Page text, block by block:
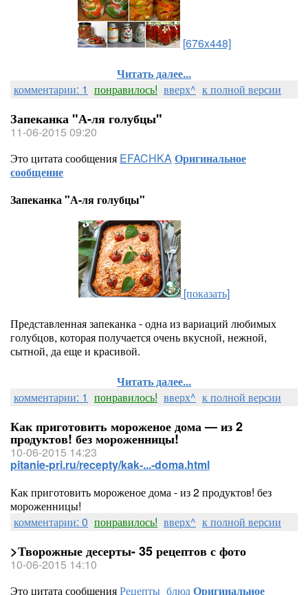
[676x448]
Читать далее...
комментарии: 1 понравилось! вверх^ к полной версии
Запеканка "А-ля голубцы"
11-06-2015 09:20
Это цитата сообщения EFACHKAОригинальное
сообщение
Запеканка "А-ля голубцы"
[показать]
Представленная запеканка - одна из вариаций любимых
голубцов, которая получается очень вкусной, нежной,
сытной, да еще и красивой.
Читать далее...
комментарии: 1 понравилось! вверх^ к полной версии
Как приготовить мороженое дома — из 2
продуктов! без мороженницы!
10-06-2015 14:23
pitanie-pri.ru/recepty/kak-...-doma.html
Как приготовить мороженое дома - из 2 продуктов! без
мороженницы!
комментарии: 0 понравилось! вверх^ к полной версии
>Творожные десерты- 35 рецептов с фото
10-06-2015 14:10
Это цитата сообщенияРецепты_блюдОригинальное